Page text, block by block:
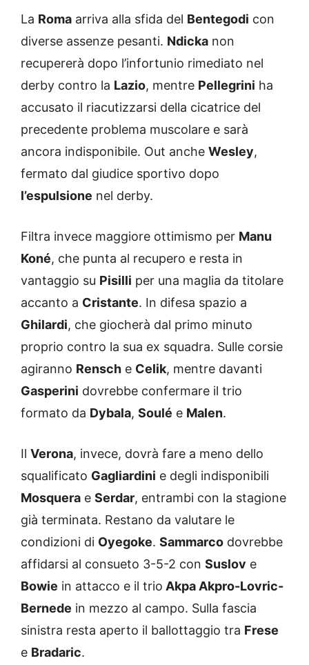
La Roma arriva alla sfida del Bentegodi con
diverse assenze pesanti. Ndicka non
recupererà dopo l’infortunio rimediato nel
derby contro la Lazio, mentre Pellegrini ha
accusato il riacutizzarsi della cicatrice del
precedente problema muscolare e sarà
ancora indisponibile. Out anche Wesley,
fermato dal giudice sportivo dopo
l’espulsione nel derby.
Filtra invece maggiore ottimismo per Manu
Koné, che punta al recupero e resta in
vantaggio su Pisilli per una maglia da titolare
accanto a Cristante. In difesa spazio a
Ghilardi, che giocherà dal primo minuto
proprio contro la sua ex squadra. Sulle corsie
agiranno Rensch e Celik, mentre davanti
Gasperini dovrebbe confermare il trio
formato da Dybala, Soulé e Malen.
Il Verona, invece, dovrà fare a meno dello
squalificato Gagliardini e degli indisponibili
Mosquera e Serdar, entrambi con la stagione
già terminata. Restano da valutare le
condizioni di Oyegoke. Sammarco dovrebbe
affidarsi al consueto 3-5-2 con Suslov e
Bowie in attacco e il trio Akpa Akpro-Lovric-
Bernede in mezzo al campo. Sulla fascia
sinistra resta aperto il ballottaggio tra Frese
e Bradaric.